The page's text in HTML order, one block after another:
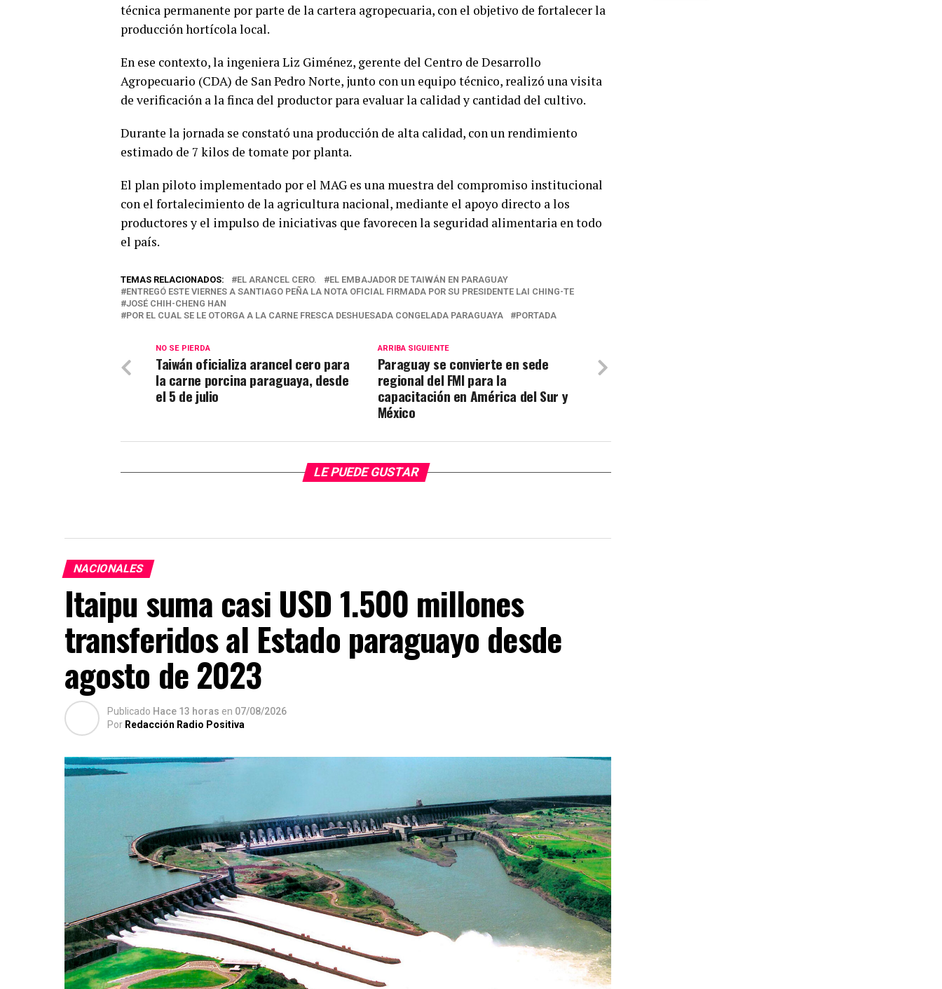
técnica permanente por parte de la cartera agropecuaria, con el objetivo de fortalecer la
producción hortícola local.
En ese contexto, la ingeniera Liz Giménez, gerente del Centro de Desarrollo
Agropecuario (CDA) de San Pedro Norte, junto con un equipo técnico, realizó una visita
de verificación a la finca del productor para evaluar la calidad y cantidad del cultivo.
Durante la jornada se constató una producción de alta calidad, con un rendimiento
estimado de 7 kilos de tomate por planta.
El plan piloto implementado por el MAG es una muestra del compromiso institucional
con el fortalecimiento de la agricultura nacional, mediante el apoyo directo a los
productores y el impulso de iniciativas que favorecen la seguridad alimentaria en todo
el país.
TEMAS RELACIONADOS: EL ARANCEL CERO.
EL EMBAJADOR DE TAIWÁN EN PARAGUAY
ENTREGÓ ESTE VIERNES A SANTIAGO PEÑA LA NOTA OFICIAL FIRMADA POR SU PRESIDENTE LAI CHING-TE
JOSÉ CHIH-CHENG HAN
POR EL CUAL SE LE OTORGA A LA CARNE FRESCA DESHUESADA CONGELADA PARAGUAYA
PORTADA
ARRIBA SIGUIENTE
Paraguay se convierte en sede
regional del FMI para la
capacitación en América del Sur y
México
NO SE PIERDA
Taiwán oficializa arancel cero para
la carne porcina paraguaya, desde
el 5 de julio
LE PUEDE GUSTAR
NACIONALES
Itaipu suma casi USD 1.500 millones
transferidos al Estado paraguayo desde
agosto de 2023
Publicado Hace 13 horas en 07/08/2026
Por Redacción Radio Positiva